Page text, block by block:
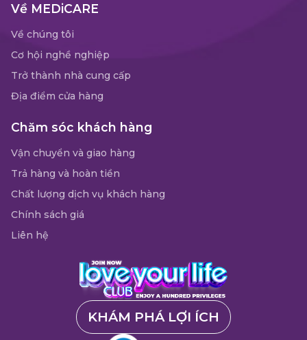
Về MEDiCARE
Về chúng tôi
Cơ hội nghề nghiệp
Trở thành nhà cung cấp
Địa điểm cửa hàng
Chăm sóc khách hàng
Vận chuyển và giao hàng
Trả hàng và hoàn tiền
Chất lượng dịch vụ khách hàng
Chính sách giá
Liên hệ
KHÁM PHÁ LỢI ÍCH